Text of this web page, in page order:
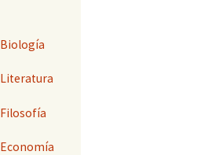
Biología
Literatura
Filosofía
Economía